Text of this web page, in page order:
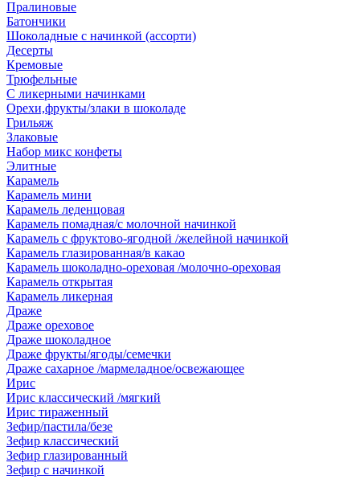
Пралиновые
Батончики
Шоколадные с начинкой (ассорти)
Десерты
Кремовые
Трюфельные
С ликерными начинками
Орехи,фрукты/злаки в шоколаде
Грильяж
Злаковые
Набор микс конфеты
Элитные
Карамель
Карамель мини
Карамель леденцовая
Карамель помадная/с молочной начинкой
Карамель с фруктово-ягодной /желейной начинкой
Карамель глазированная/в какао
Карамель шоколадно-ореховая /молочно-ореховая
Карамель открытая
Карамель ликерная
Драже
Драже ореховое
Драже шоколадное
Драже фрукты/ягоды/семечки
Драже сахарное /мармеладное/освежающее
Ирис
Ирис классический /мягкий
Ирис тираженный
Зефир/пастила/безе
Зефир классический
Зефир глазированный
Зефир с начинкой